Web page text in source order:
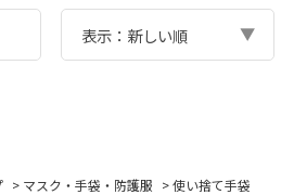
表示：新しい順
> マスク・手袋・防護服 >使い捨て手袋